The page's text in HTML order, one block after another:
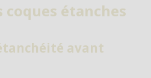
coques étanches
avant